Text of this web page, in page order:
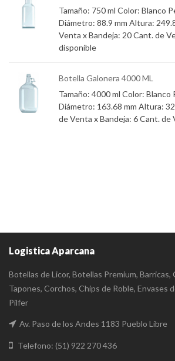
Tamaño: 750 ml Color: Blanco
Diámetro: 88.9 mm Altura:
Venta x Bandeja: 20 Cant. de
disponible
Botella Galonera 4000 ML
Tamaño: 4000 ml Color: Blanco
Diámetro: 163.68 mm Altura:
de Venta x Bandeja: 6 Cant. de
Logistica Aparcana
Botellas de Licor, Botellas Premium, Barricas,
Tapones, Corchos, Chips de Roble, Envases
Pilfer
Av. Paso de los Andes 1183 Pueblo Libre
Telefono: (51) 922 270 436